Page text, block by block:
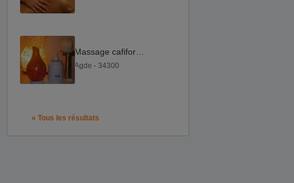
Agde - 34300
« Tous les résultats